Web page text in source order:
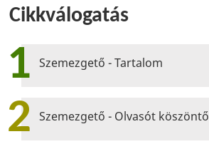
Cikkválogatás
1 Szemezgető - Tartalom
2 Szemezgető - Olvasót köszöntő